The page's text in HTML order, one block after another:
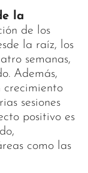
la
de los
la raíz, los
semanas,
Además,
crecimiento
sesiones
positivo es
como las